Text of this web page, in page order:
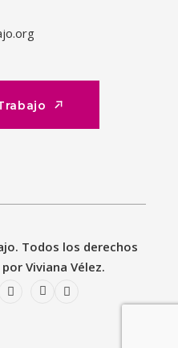
Todos los derechos
Viviana Vélez.